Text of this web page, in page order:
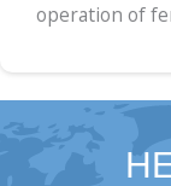
operation of